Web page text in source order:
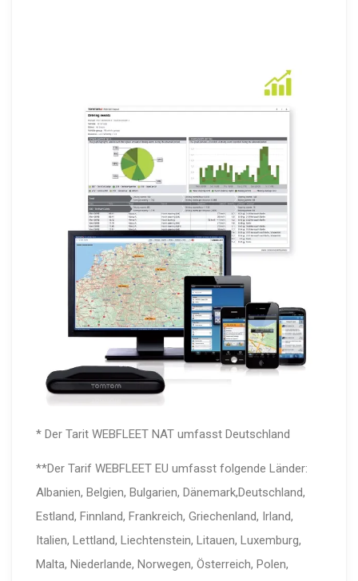
* Der Tarit WEBFLEET NAT umfasst Deutschland
**Der Tarif WEBFLEET EU umfasst folgende Länder:
Albanien, Belgien, Bulgarien, Dänemark,Deutschland,
Estland, Finnland, Frankreich, Griechenland, Irland,
Italien, Lettland, Liechtenstein, Litauen, Luxemburg,
Malta, Niederlande, Norwegen, Österreich, Polen,